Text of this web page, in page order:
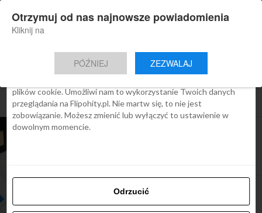
Nowa aplikacja Flipohity
Aktualne wiadomości, artykuły, TOP
Instalacja
All posts tagged "revolut bonus"
ARTYKUŁY
oszczędź (rozdajemy BONUS 100PLN)
Zgoda Szczegóły O cookies
Ta strona używa plików cookies
We Flipo robimy wszystko, aby pokazać Ci tylko te treści, które
plików cookie. Umożliwi nam to wykorzystanie Twoich danych
przeglądania na Flipohity.pl. Nie martw się, to nie jest
zobowiązanie. Możesz zmienić lub wyłączyć to ustawienie w
dowolnym momencie.
Odrzucić
Otrzymuj od nas najnowsze powiadomienia
Kliknij na
PÓŹNIEJ ZEZWALAJ